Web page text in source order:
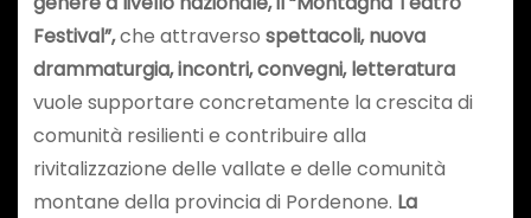
Festival”,che attraverso spettacoli, nuova
drammaturgia, incontri, convegni, letteratura
vuole supportare concretamente la crescita di
comunità resilienti e contribuire alla
rivitalizzazione delle vallate e delle comunità
montane della provincia di Pordenone. La